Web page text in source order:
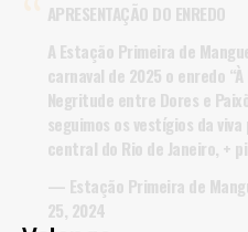
APRESENTAÇÃO DO ENREDO
A Estação Primeira de
carnaval de 2025 o enredo
Negritude entre Dores e
seguimos os vestígios da
central do Rio de Janeiro, +
— Estação Primeira de
25, 2024